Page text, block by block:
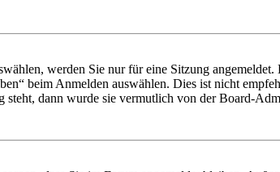
werden Sie nur für eine Sitzung
beim Anmelden auswählen. Dies ist nicht
dann wurde sie vermutlich von der Board-